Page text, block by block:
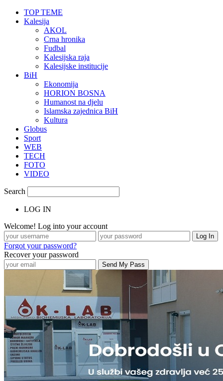
TOP TEME
Kalesija
AKOL
Crna hronika
Fudbal
Kalesijska raja
Kalesijske institucije
BiH
Ekonomija
HORION BOSNA
Humanost na djelu
Islamska zajednica BiH
Kultura
Globus
Sport
WEB
TECH
FOTO
VIDEO
Search
LOG IN
Welcome! Log into your account
Forgot your password?
Recover your password